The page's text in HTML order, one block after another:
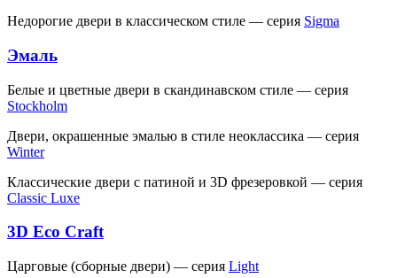
Недорогие двери в классическом стиле — серия Sigma
Эмаль
Белые и цветные двери в скандинавском стиле — серия
Stockholm
Двери, окрашенные эмалью в стиле неоклассика — серия
Winter
Классические двери c патиной и 3D фрезеровкой — серия
Classic Luxe
3D Eco Craft
Царговые (сборные двери) — серия Light